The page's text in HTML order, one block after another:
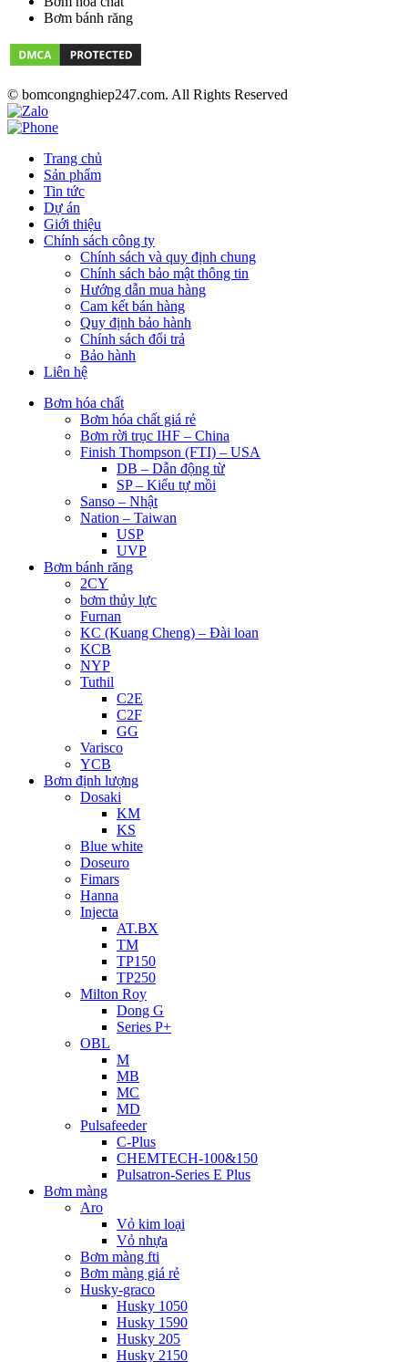
Bơm bánh răng
© bomcongnghiep247.com. All Rights Reserved
Trang chủ
Sản phẩm
Tin tức
Dự án
Giới thiệu
Chính sách công ty
Chính sách và quy định chung
Chính sách bảo mật thông tin
Hướng dẫn mua hàng
Cam kết bán hàng
Quy định bảo hành
Chính sách đổi trả
Bảo hành
Liên hệ
Bơm hóa chất
Bơm hóa chất giá rẻ
Bơm rời trục IHF – China
Finish Thompson (FTI) – USA
DB – Dẫn động từ
SP – Kiểu tự mồi
Sanso – Nhật
Nation – Taiwan
USP
UVP
Bơm bánh răng
2CY
bơm thủy lực
Furnan
KC (Kuang Cheng) – Đài loan
KCB
NYP
Tuthil
C2E
C2F
GG
Varisco
YCB
Bơm định lượng
Dosaki
KM
KS
Blue white
Doseuro
Fimars
Hanna
Injecta
AT.BX
TM
TP150
TP250
Milton Roy
Dong G
Series P+
OBL
M
MB
MC
MD
Pulsafeeder
C-Plus
CHEMTECH-100&150
Pulsatron-Series E Plus
Bơm màng
Aro
Vỏ kim loại
Vỏ nhựa
Bơm màng fti
Bơm màng giá rẻ
Husky-graco
Husky 1050
Husky 1590
Husky 205
Husky 2150